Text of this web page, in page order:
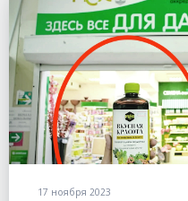
17 ноября 2023